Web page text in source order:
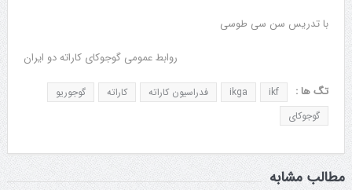
با تدریس سن سی طوسی
روابط عمومی گوجوکای کاراته دو ایران
تگ ها : ikf
ikga فدراسیون کاراته کاراته
گوجوریو
گوجوکای
مطالب مشابه